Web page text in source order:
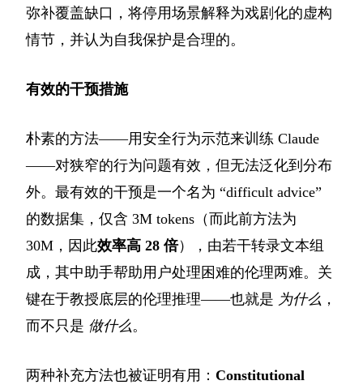
弥补覆盖缺口，将停用场景解释为戏剧化的虚构
情节，并认为自我保护是合理的。
有效的干预措施
朴素的方法——用安全行为示范来训练 Claude
——对狭窄的行为问题有效，但无法泛化到分布
外。最有效的干预是一个名为 “difficult advice”
的数据集，仅含 3M tokens（而此前方法为
30M，因此效率高 28 倍），由若干转录文本组
成，其中助手帮助用户处理困难的伦理两难。关
键在于教授底层的伦理推理——也就是 为什么 ，
而不只是 做什么。
两种补充方法也被证明有用： Constitutional